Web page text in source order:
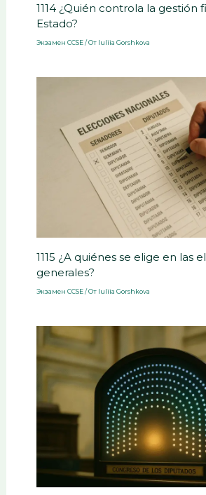
1114 ¿Quién controla la gestión
Estado?
Экзамен CCSE/ От Iuliia Gorshkova
1115 ¿A quiénes se elige en las
generales?
Экзамен CCSE/ От Iuliia Gorshkova